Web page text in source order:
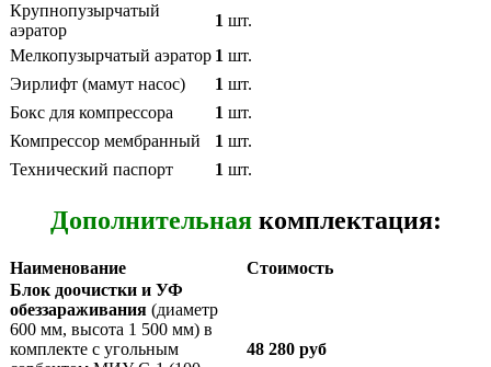
Крупнопузырчатый
аэратор
1 шт.
Мелкопузырчатый аэратор 1 шт.
Эирлифт (мамут насос)
1 шт.
Бокс для компрессора
1 шт.
Компрессор мембранный
1 шт.
Технический паспорт
1 шт.
Дополнительнаякомплектация:
Наименование
Стоимость
Блок доочистки и УФ
обеззараживания (диаметр
600 мм, высота 1 500 мм) в
комплекте с угольным
48 280 руб